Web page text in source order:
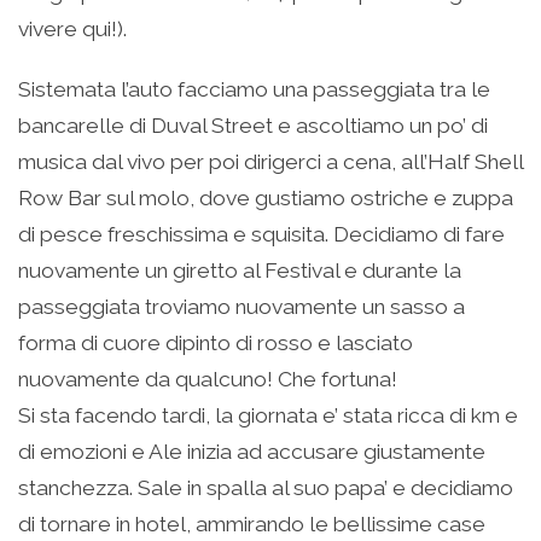
vivere qui!).
Sistemata l’auto facciamo una passeggiata tra le
bancarelle di Duval Street e ascoltiamo un po’ di
musica dal vivo per poi dirigerci a cena, all’Half Shell
Row Bar sul molo, dove gustiamo ostriche e zuppa
di pesce freschissima e squisita. Decidiamo di fare
nuovamente un giretto al Festival e durante la
passeggiata troviamo nuovamente un sasso a
forma di cuore dipinto di rosso e lasciato
nuovamente da qualcuno! Che fortuna!
Si sta facendo tardi, la giornata e’ stata ricca di km e
di emozioni e Ale inizia ad accusare giustamente
stanchezza. Sale in spalla al suo papa’ e decidiamo
di tornare in hotel, ammirando le bellissime case